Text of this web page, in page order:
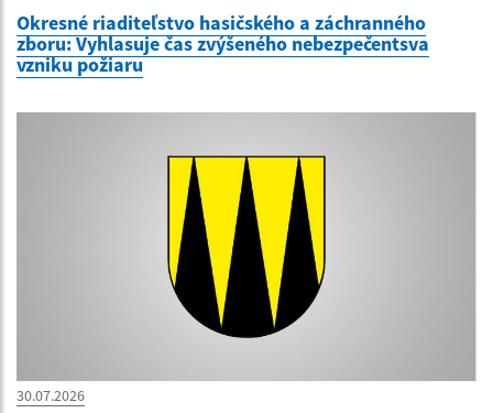
Okresné riaditeľstvo hasičského a záchranného
zboru: Vyhlasuje čas zvýšeného nebezpečentsva
vzniku požiaru
30.07.2026